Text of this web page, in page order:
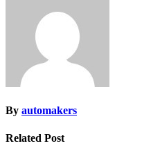
příspěvek
By automakers
Related Post